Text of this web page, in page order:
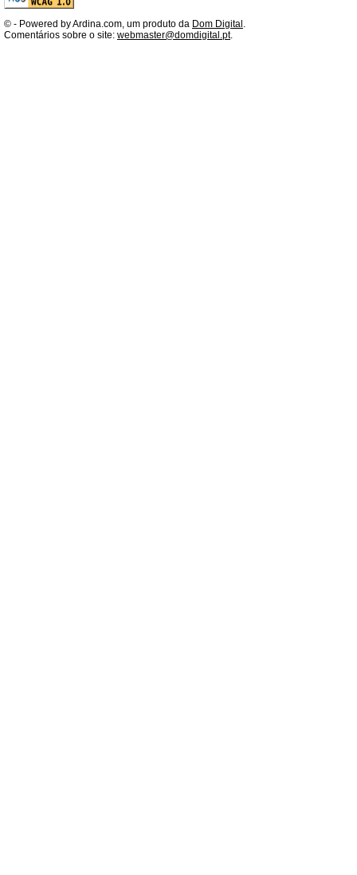
© - Powered by Ardina.com, um produto da Dom Digital .
Comentários sobre o site: webmaster@domdigital.pt.